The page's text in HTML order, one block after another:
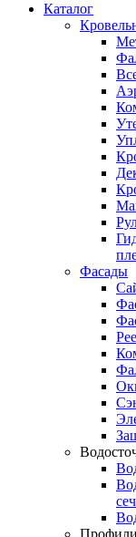
Каталог
Фасады